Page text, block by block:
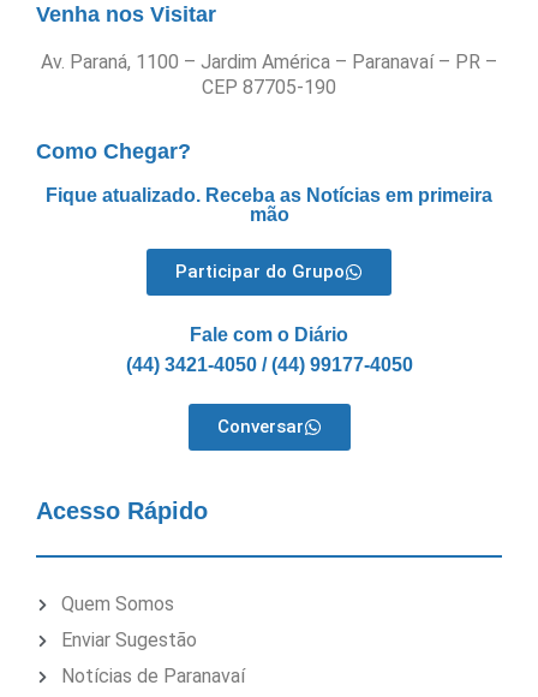
Venha nos Visitar
Av. Paraná, 1100 – Jardim América – Paranavaí – PR –
CEP 87705-190
Como Chegar?
Fique atualizado. Receba as Notícias em primeira
mão
Participar do Grupo
Fale com o Diário
(44) 3421-4050 / (44) 99177-4050
Conversar
Acesso Rápido
Quem Somos
Enviar Sugestão
Notícias de Paranavaí